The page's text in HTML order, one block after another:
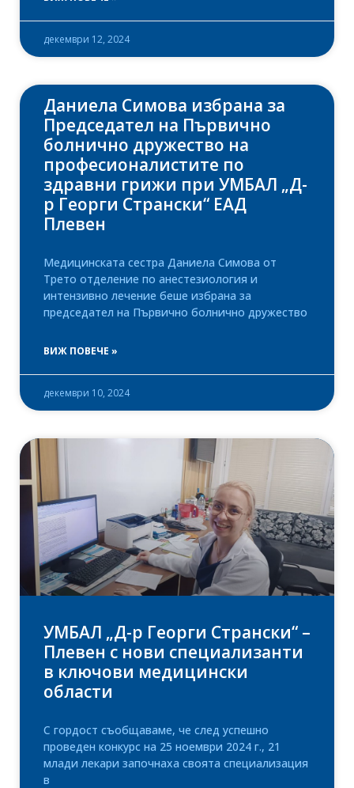
декември 12, 2024
Даниела Симова избрана за
Председател на Първично
болнично дружество на
професионалистите по
здравни грижи при УМБАЛ „Д-
р Георги Странски“ ЕАД
Плевен
Медицинската сестра Даниела Симова от
Трето отделение по анестезиология и
интензивно лечение беше избрана за
председател на Първично болнично дружество
ВИЖ ПОВЕЧЕ »
декември 10, 2024
УМБАЛ „Д-р Георги Странски“ –
Плевен с нови специализанти
в ключови медицински
области
С гордост съобщаваме, че след успешно
проведен конкурс на 25 ноември 2024 г., 21
млади лекари започнаха своята специализация
в